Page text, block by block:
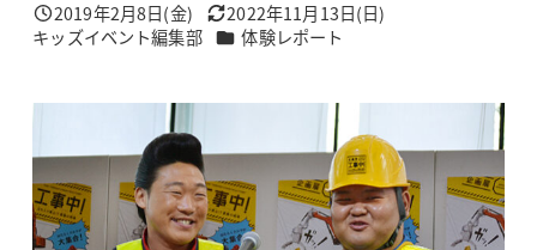
投稿日
2019年2月8日(金) 更新日
2022年11月13日(日)
著
キッズイベント編集部 カテゴリー
体験レポート